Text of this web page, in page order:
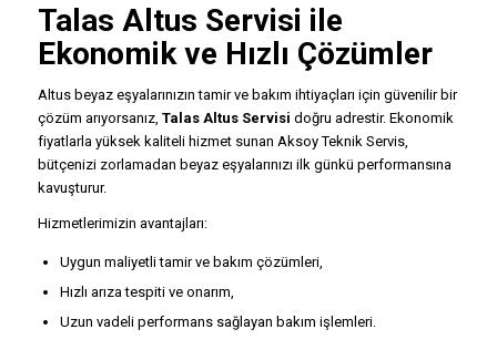
Talas Altus Servisi ile
Ekonomik ve Hızlı Çözümler
Altus beyaz eşyalarınızın tamir ve bakım ihtiyaçları için güvenilir bir
çözüm arıyorsanız, Talas Altus Servisi doğru adrestir. Ekonomik
fiyatlarla yüksek kaliteli hizmet sunan Aksoy Teknik Servis,
bütçenizi zorlamadan beyaz eşyalarınızı ilk günkü performansına
kavuşturur.
Hizmetlerimizin avantajları:
Uygun maliyetli tamir ve bakım çözümleri,
Hızlı arıza tespiti ve onarım,
Uzun vadeli performans sağlayan bakım işlemleri.